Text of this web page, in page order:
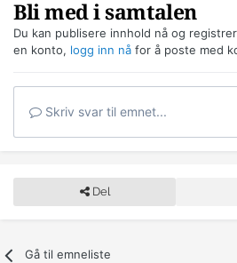
Bli med i samtalen
Du kan publisere innhold nå og
en konto, logg inn nå for å poste med
Skriv svar til emnet...
Del
Gå til emneliste